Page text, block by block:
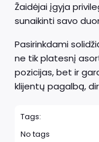
Žaidėjai įgyja
sunaikinti savo
Pasirinkdami
ne tik platesnį
pozicijas, bet ir
klijentų pagalbą,
Tags:
No tags